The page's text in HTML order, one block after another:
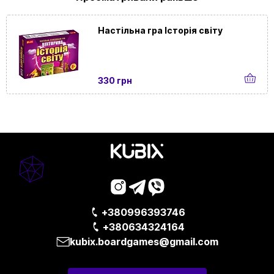
Настільна гра Історія світу
330 грн
+380996393746
+380634324164
kubix.boardgames@gmail.com